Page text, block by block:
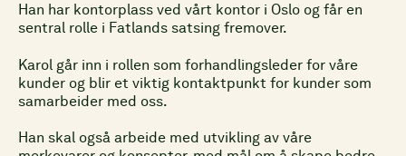
Han har kontorplass ved vårt kontor i Oslo og får en
sentral rolle i Fatlands satsing fremover.
Karol går inn i rollen som forhandlingsleder for våre
kunder og blir et viktig kontaktpunkt for kunder som
samarbeider med oss.
Han skal også arbeide med utvikling av våre